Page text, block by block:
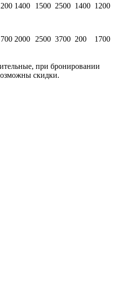
1400 1500 2500 1400 1200
2000 2500 3700 200 1700
при бронировании
скидки.